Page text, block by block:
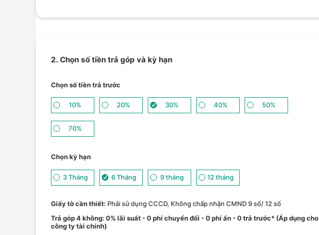
2. Chọn số tiền trả góp và kỳ hạn
Chọn số tiền trả trước
10% 20% 30% 40% 50%
70%
Chọn kỳ hạn
3 Tháng 6 Tháng 9 tháng 12 tháng
Giấy tờ cần thiết: Phải sử dụng CCCD, Không chấp nhận CMND 9 số/ 12 số
Trả góp 4 không: 0% lãi suất - 0 phí chuyển đổi - 0 phí ẩn - 0 trả trước* (Áp dụng cho
công ty tài chính)